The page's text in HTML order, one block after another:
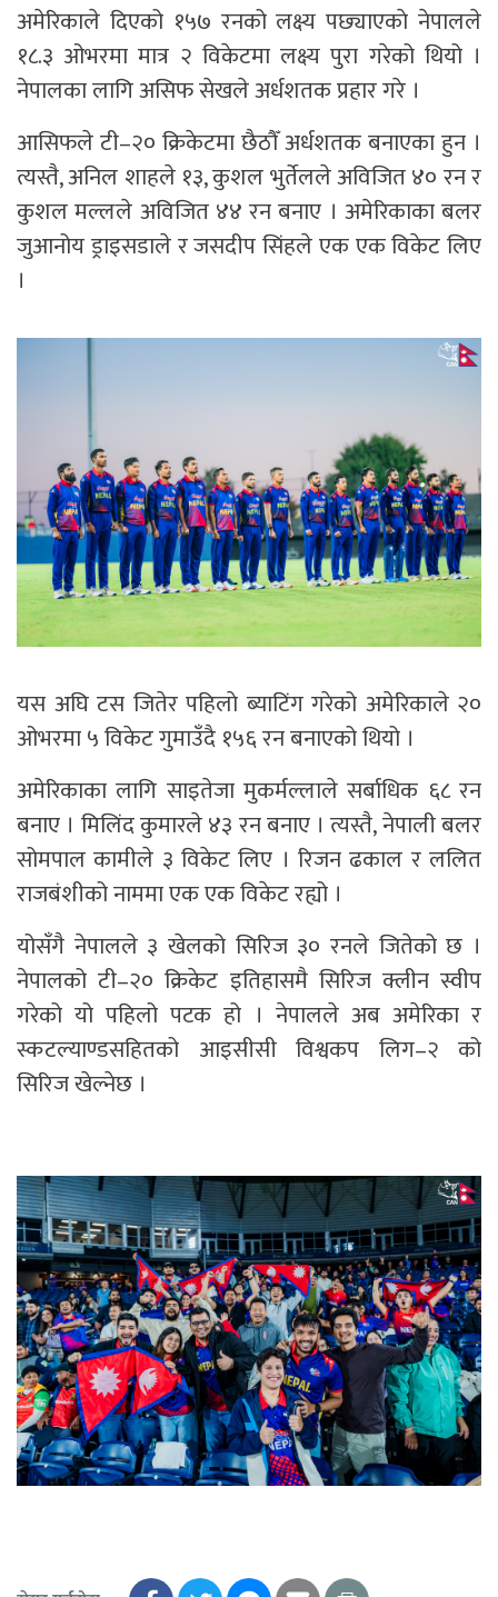
अमेरिकाले दिएको १५७ रनको लक्ष्य पछ्याएकाे नेपालले
१८.३ ओभरमा मात्र २ विकेटमा लक्ष्य पुरा गरेको थियो ।
नेपालका लागि असिफ सेखले अर्धशतक प्रहार गरे ।
आसिफले टी–२० क्रिकेटमा छैठाैँ अर्धशतक बनाएका हुन ।
त्यस्तै, अनिल शाहले १३, कुशल भुर्तेलले अविजित ४० रन र
कुशल मल्लले अविजित ४४ रन बनाए । अमेरिकाका बलर
जुआनोय ड्राइसडाले र जसदीप सिंहले एक एक विकेट लिए
।
यस अघि टस जितेर पहिलाे ब्याटिंग गरेको अमेरिकाले २०
ओभरमा ५ विकेट गुमाउँदै १५६ रन बनाएको थियो ।
अमेरिकाका लागि साइतेजा मुकर्मल्लाले सर्बाधिक ६८ रन
बनाए । मिलिंद कुमारले ४३ रन बनाए । त्यस्तै, नेपाली बलर
सोमपाल कामीले ३ विकेट लिए । रिजन ढकाल र ललित
राजबंशीको नाममा एक एक विकेट रह्यो ।
योसँगै नेपालले ३ खेलको सिरिज ३० रनले जितेको छ ।
नेपालको टी–२० क्रिकेट इतिहासमै सिरिज क्लीन स्वीप
गरेको यो पहिलो पटक हो । नेपालले अब अमेरिका र
स्कटल्याण्डसहितको आइसीसी विश्वकप लिग–२ को
सिरिज खेल्नेछ ।